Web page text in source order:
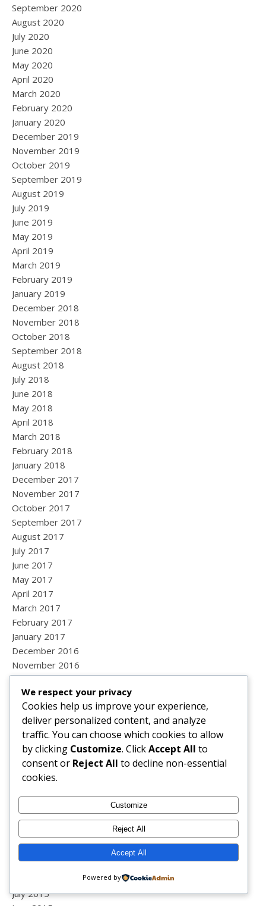
September 2020
August 2020
July 2020
June 2020
May 2020
April 2020
March 2020
February 2020
January 2020
December 2019
November 2019
October 2019
September 2019
August 2019
July 2019
June 2019
May 2019
April 2019
March 2019
February 2019
January 2019
December 2018
November 2018
October 2018
September 2018
August 2018
July 2018
June 2018
May 2018
April 2018
March 2018
February 2018
January 2018
December 2017
November 2017
October 2017
September 2017
August 2017
July 2017
June 2017
May 2017
April 2017
March 2017
February 2017
January 2017
December 2016
November 2016
October 2016
September 2016
August 2016
July 2016
June 2016
May 2016
April 2016
March 2016
February 2016
December 2015
November 2015
September 2015
July 2015
We respect your privacy
Cookies help us improve your experience,
deliver personalized content, and analyze
traffic. You can choose which cookies to allow
by clicking Customize. ClickAccept All to
consent or Reject All to decline non-essential
cookies.
Customize
Reject All
Accept All
Powered by